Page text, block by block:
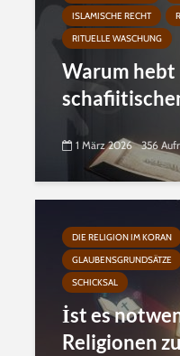
ISLAMISCHE RECHT
RITUELLE WASCHUNG
Warum hebt
1 März 2026 356
DIE RELIGION IM KORAN
GLAUBENSGRUNDSÄTZE
SCHICKSAL
İst es
Religionen